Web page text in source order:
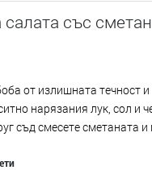
със
от излишната течност
нарязания лук, сол и
съд смесете сметаната